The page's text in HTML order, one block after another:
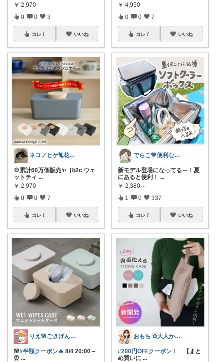
￥ 2,970
0 0 3
コレ いいね
ネコノヒゲ🐈花好きオタクの庭🪴
💠累計60万個販売✨［b2c ウェ
ットティ ...
￥ 2,970
0 0 7
コレ いいね
りえ🌸ごきげんな暮らし🏠🌿
🌸#半額クーポン🔥 8/4 20:00～
⏰ ...
￥ 4,950
0 0 7
コレ いいね
でらこ💚便利な生活雑貨とママアイテム☺
新モデル登場になってる～！夏
にあると便利！ ...
￥ 2,380～
1 0 337
コレ いいね
おもち ✿大人かわいい×暮らし
#200円OFFクーポン！
【まと
め買いに ...